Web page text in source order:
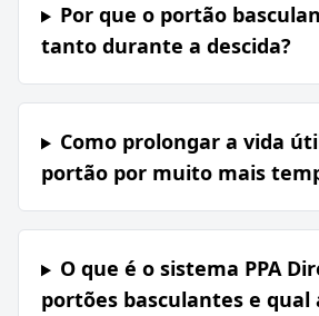
Por que o portão
tanto durante a descida?
Como prolongar a vida
portão por muito mais
O que é o sistema PPA
portões basculantes e qual